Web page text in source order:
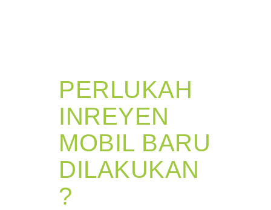
PERLUKAH
INREYEN
MOBIL BARU
DILAKUKAN
?